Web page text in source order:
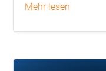
mehr lesen